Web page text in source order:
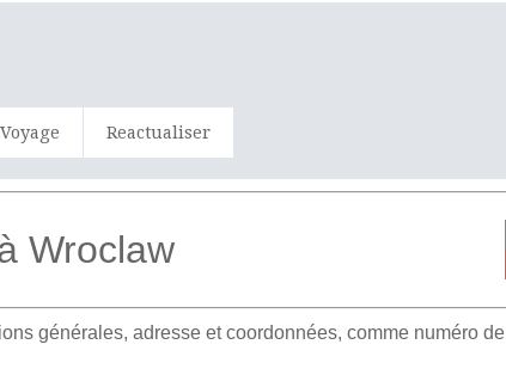
Reactualiser
Wroclaw
générales, adresse et coordonnées, comme numéro de